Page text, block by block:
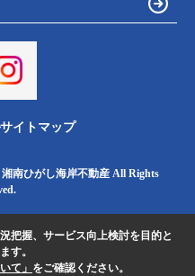
サイトマップ
南ひがし海岸不動産 All Rights
把握、サービス向上検討を目的と
す。
て」 をご確認ください。